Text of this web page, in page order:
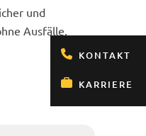
KONTAKT
KARRIERE
und
Ausfälle.